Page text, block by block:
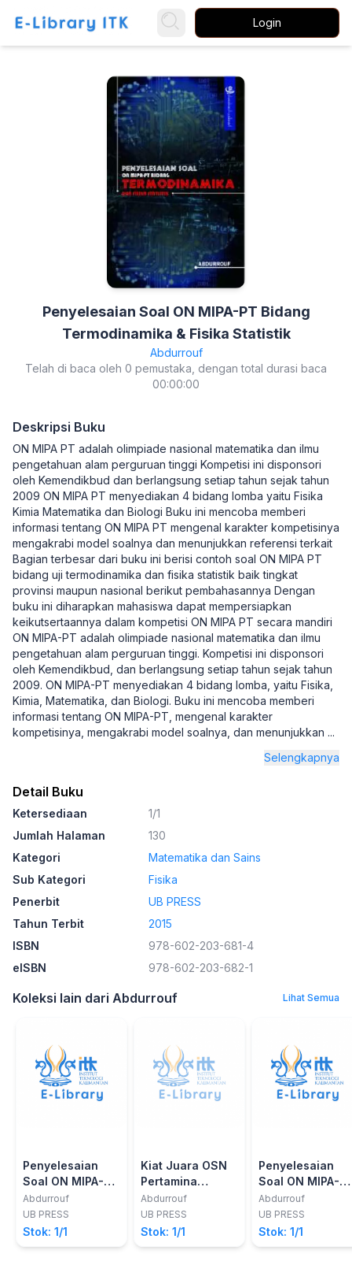
Login
Penyelesaian Soal ON MIPA-PT Bidang
Termodinamika & Fisika Statistik
Abdurrouf
Telah di baca oleh 0 pemustaka, dengan total durasi baca
00:00:00
Deskripsi Buku
ON MIPA PT adalah olimpiade nasional matematika dan ilmu
pengetahuan alam perguruan tinggi Kompetisi ini disponsori
oleh Kemendikbud dan berlangsung setiap tahun sejak tahun
2009 ON MIPA PT menyediakan 4 bidang lomba yaitu Fisika
Kimia Matematika dan Biologi Buku ini mencoba memberi
informasi tentang ON MIPA PT mengenal karakter kompetisinya
mengakrabi model soalnya dan menunjukkan referensi terkait
Bagian terbesar dari buku ini berisi contoh soal ON MIPA PT
bidang uji termodinamika dan fisika statistik baik tingkat
provinsi maupun nasional berikut pembahasannya Dengan
buku ini diharapkan mahasiswa dapat mempersiapkan
keikutsertaannya dalam kompetisi ON MIPA PT secara mandiri
ON MIPA-PT adalah olimpiade nasional matematika dan ilmu
pengetahuan alam perguruan tinggi. Kompetisi ini disponsori
oleh Kemendikbud, dan berlangsung setiap tahun sejak tahun
2009. ON MIPA-PT menyediakan 4 bidang lomba, yaitu Fisika,
Kimia, Matematika, dan Biologi. Buku ini mencoba memberi
informasi tentang ON MIPA-PT, mengenal karakter
kompetisinya, mengakrabi model soalnya, dan menunjukkan ...
Selengkapnya
Detail Buku
Ketersediaan
1/1
Jumlah Halaman
130
Kategori
Matematika dan Sains
Sub Kategori
Fisika
Penerbit
UB PRESS
Tahun Terbit
2015
ISBN
978-602-203-681-4
eISBN
978-602-203-682-1
Koleksi lain dari Abdurrouf Lihat Semua
Penyelesaian
Soal ON MIPA-PT
Bidang
Elektrodinamika
Abdurrouf
UB PRESS
Stok: 1/1
Kiat Juara OSN
Pertamina
Bidang Fisika
Abdurrouf
UB PRESS
Stok: 1/1
Penyelesaian
Soal ON MIPA-
Bidang
Klasik
Abdurrouf
UB PRESS
Stok: 1/1